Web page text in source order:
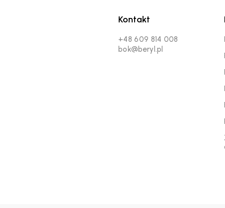
Kontakt
+48 609 814 008
bok@beryl.pl